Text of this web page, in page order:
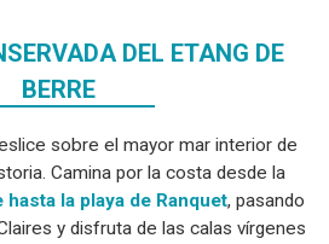
DEL ETANG DE
BERRE
sobre el mayor mar interior de
Camina por la costa desde la
la playa de Ranquet, pasando
y disfruta de las calas vírgenes